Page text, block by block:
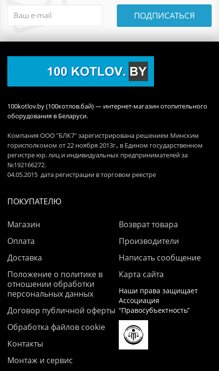
ПОДПИСАТЬСЯ
100kotlov.by (100котлов.бай) — интернет-магазин отопительного
оборудования в Беларуси.
Компания ООО "БЛК7" зарегистрирована решением Минским
горисполкомом от 22 ноября 2013г., в Едином государственном
регистре юр. лиц и индивидуальных предпринимателей за
№192166272.
04.05.2015 дата регистрации в торговом реестре
ПОКУПАТЕЛЮ
Магазин
Оплата
Доставка
Положение о политике в
отношении обработки
персональных данных
Договор публичной оферты
Обработка файлов cookie
Контакты
Монтаж и сервис
Возврат товара
Производители
Написать сообщение
Карта сайта
Наши права защищает
Ассоциация
“Правосубъектность”